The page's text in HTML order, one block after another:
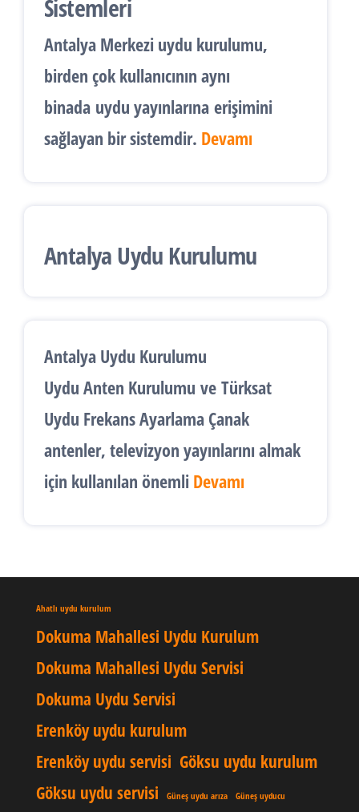
Sistemleri
Antalya Merkezi uydu kurulumu,
birden çok kullanıcının aynı
binada uydu yayınlarına erişimini
sağlayan bir sistemdir. Devamı
Antalya Uydu Kurulumu
Antalya Uydu Kurulumu
Uydu Anten Kurulumu ve Türksat
Uydu Frekans Ayarlama Çanak
antenler, televizyon yayınlarını almak
için kullanılan önemli Devamı
Ahatlı uydu kurulum
Dokuma Mahallesi Uydu Kurulum
Dokuma Mahallesi Uydu Servisi
Dokuma Uydu Servisi
Erenköy uydu kurulum
Erenköy uydu servisi Göksu uydu kurulum
Göksu uydu servisi
Güneş uydu arıza Güneş uyducu